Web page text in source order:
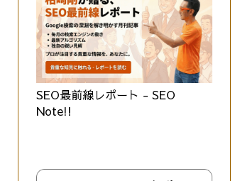
SEO最前線レポート - SEO
Note!!